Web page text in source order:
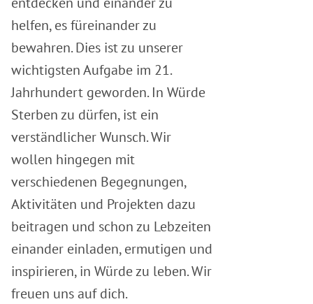
helfen, es füreinander zu
bewahren. Dies ist zu unserer
wichtigsten Aufgabe im 21.
Jahrhundert geworden. In Würde
Sterben zu dürfen, ist ein
verständlicher Wunsch. Wir
wollen hingegen mit
verschiedenen Begegnungen,
Aktivitäten und Projekten dazu
beitragen und schon zu Lebzeiten
einander einladen, ermutigen und
inspirieren, in Würde zu leben. Wir
freuen uns auf dich.